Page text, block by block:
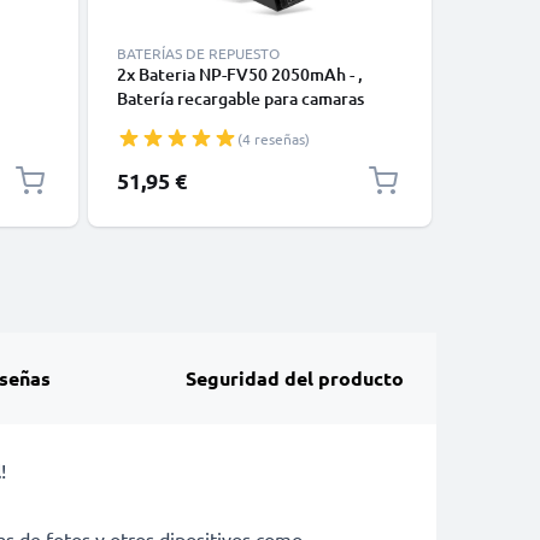
BATERÍAS DE REPUESTO
2x Bateria NP-FV50 2050mAh - ,
Batería recargable para camaras
AX700 HXR-NX80 HDR-CX625 CX450
CX900 CX680 HDR-PJ675 NEX-VG20
(4 reseñas)
51,95 €
Seguridad del producto
!